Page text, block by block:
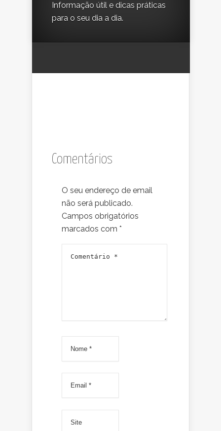
Informação útil e dicas práticas
para o seu dia a dia.
Comentários
O seu endereço de email
não será publicado.
Campos obrigatórios
marcados com *